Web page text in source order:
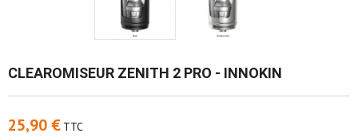
CLEAROMISEUR ZENITH 2 PRO - INNOKIN
25,90 € TTC